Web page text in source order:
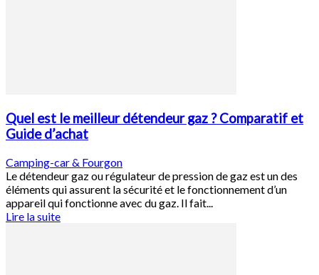
Quel est le meilleur détendeur gaz ? Comparatif et
Guide d’achat
Camping-car & Fourgon
Le détendeur gaz ou régulateur de pression de gaz est un des
éléments qui assurent la sécurité et le fonctionnement d’un
appareil qui fonctionne avec du gaz. Il fait...
Lire la suite